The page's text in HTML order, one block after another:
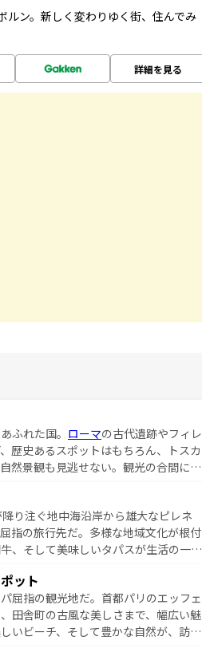
ルン。新しく変わりゆく街、住んでみ
詳細を見る
ふれた国。 ローマの古代遺跡やフィレ
歴史あるスポットはもちろん、トスカ
然景観も見逃せない。観光の合間に
、忘れられない旅をしてみよう！
ほしい。
り注ぐ地中海沿岸から雄大なピレネ
指の旅行先だ。多様な地域文化が根付
、そして美味しいタパスが生活の一部
なビーチリゾートまで多彩な表情を見
で訪れる人を魅了する。 なお、
。
ット
屈指の観光地だ。首都パリのエッフェ
田舎町の古風な美しさまで、幅広い魅
いビーチ、そして豊かな自然が、訪れ